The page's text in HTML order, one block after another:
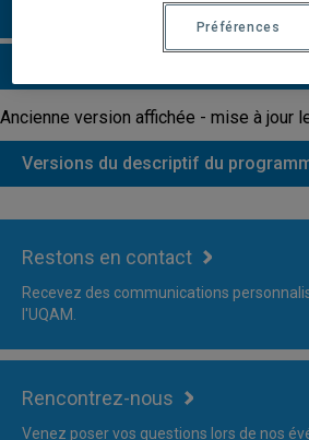
Ancienne version affichée - mise à jour
Versions du descriptif du
Restons en contact
Recevez des communications
l'UQAM.
Rencontrez-nous
Venez poser vos questions lors de nos
Préférences